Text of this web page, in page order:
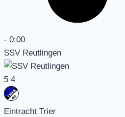
- 0:00
SSV Reutlingen
5 4
Eintracht Trier